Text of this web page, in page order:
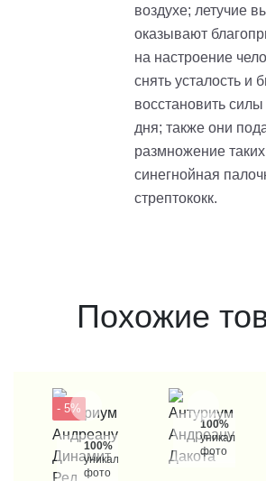
воздухе; летучие
оказывают
на настроение
снять усталость и
восстановить
дня; также они
размножение
синегнойная
стрептококк.
Похожие
- 5%
100%
уникальные
фото
100%
уникальные
фото